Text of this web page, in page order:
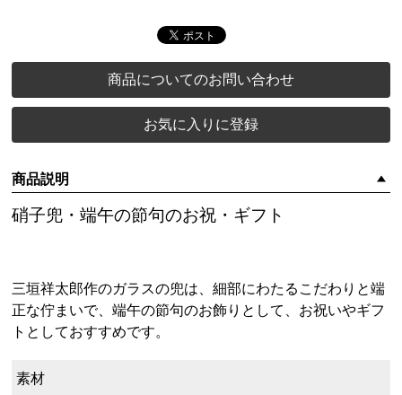
商品についてのお問い合わせ
お気に入りに登録
商品説明
硝子兜・端午の節句のお祝・ギフト
三垣祥太郎作のガラスの兜は、細部にわたるこだわりと端
正な佇まいで、端午の節句のお飾りとして、お祝いやギフ
トとしておすすめです。
素材